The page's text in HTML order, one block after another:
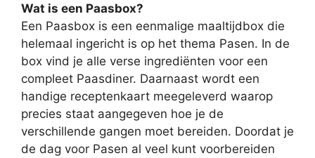
Wat is een Paasbox?
Een Paasbox is een eenmalige maaltijdbox die
helemaal ingericht is op het thema Pasen. In de
box vind je alle verse ingrediënten voor een
compleet Paasdiner. Daarnaast wordt een
handige receptenkaart meegeleverd waarop
precies staat aangegeven hoe je de
verschillende gangen moet bereiden. Doordat je
de dag voor Pasen al veel kunt voorbereiden